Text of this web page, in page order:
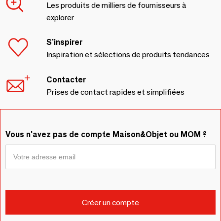
Les produits de milliers de fournisseurs à
explorer
S'inspirer
Inspiration et sélections de produits tendances
Contacter
Prises de contact rapides et simplifiées
Vous n'avez pas de compte Maison&Objet ou MOM ?